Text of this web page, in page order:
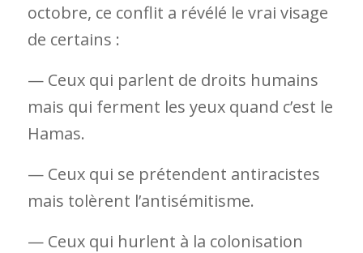
octobre, ce conflit a révélé le vrai visage
de certains :
— Ceux qui parlent de droits humains
mais qui ferment les yeux quand c’est le
Hamas.
— Ceux qui se prétendent antiracistes
mais tolèrent l’antisémitisme.
— Ceux qui hurlent à la colonisation